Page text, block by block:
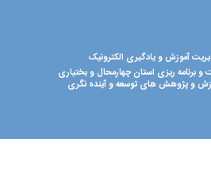
آموزش و یادگیری الکترونیک
و برنامه ریزی استان چهارمحال و بختیاری
و پژوهش های توسعه و آینده نگری